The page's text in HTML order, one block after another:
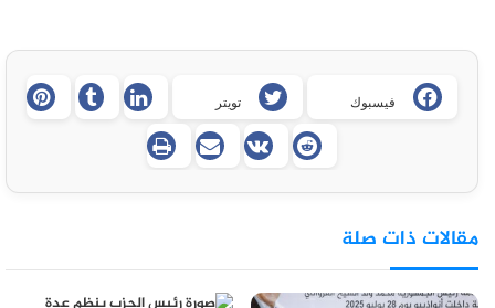
فيسبوك تويتر
مقالات ذات صلة